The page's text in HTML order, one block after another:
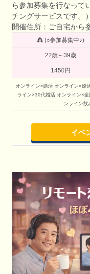
ら参加募集を行なって
チングサービスです。）
開催住所：ご自宅から
👸 (○参加募集中♪)
22歳～39歳
1450円
オンライン×婚活 オンライン×婚
ライン×30代婚活 オンライン×全
ンライン飲
イベ